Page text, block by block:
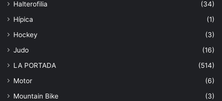
Halterofilia
(34)
Hípica
(1)
Hockey
(3)
Judo
(16)
LA PORTADA
(514)
Motor
(6)
Mountain Bike
(3)